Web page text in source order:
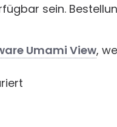
sein.
Umami View,